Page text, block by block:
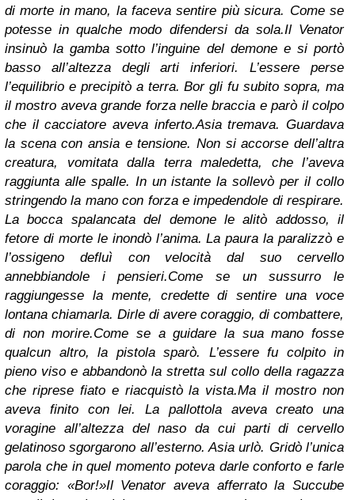
di morte in mano, la faceva sentire più sicura. Come se
potesse in qualche modo difendersi da sola.Il Venator
insinuò la gamba sotto l’inguine del demone e si portò
basso all’altezza degli arti inferiori. L’essere perse
l’equilibrio e precipitò a terra. Bor gli fu subito sopra, ma
il mostro aveva grande forza nelle braccia e parò il colpo
che il cacciatore aveva inferto.Asia tremava. Guardava
la scena con ansia e tensione. Non si accorse dell’altra
creatura, vomitata dalla terra maledetta, che l’aveva
raggiunta alle spalle. In un istante la sollevò per il collo
stringendo la mano con forza e impedendole di respirare.
La bocca spalancata del demone le alitò addosso, il
fetore di morte le inondò l’anima. La paura la paralizzò e
l’ossigeno defluì con velocità dal suo cervello
annebbiandole i pensieri.Come se un sussurro le
raggiungesse la mente, credette di sentire una voce
lontana chiamarla. Dirle di avere coraggio, di combattere,
di non morire.Come se a guidare la sua mano fosse
qualcun altro, la pistola sparò. L’essere fu colpito in
pieno viso e abbandonò la stretta sul collo della ragazza
che riprese fiato e riacquistò la vista.Ma il mostro non
aveva finito con lei. La pallottola aveva creato una
voragine all’altezza del naso da cui parti di cervello
gelatinoso sgorgarono all’esterno. Asia urlò. Gridò l’unica
parola che in quel momento poteva darle conforto e farle
coraggio: «Bor!»Il Venator aveva afferrato la Succube